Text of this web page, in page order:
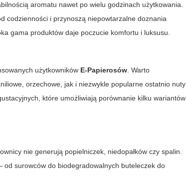
aromatu nawet po wielu godzinach użytkowania.
codzienności i przynoszą niepowtarzalne doznania
gama produktów daje poczucie komfortu i luksusu.
użytkowników E-Papierosów . Warto
orzechowe, jak i niezwykle popularne ostatnio nuty
które umożliwiają porównanie kilku wariantów
nie generują popielniczek, niedopałków czy spalin.
surowców do biodegradowalnych buteleczek do